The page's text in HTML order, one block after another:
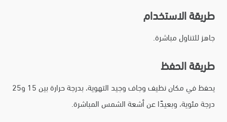
طريقة الاستخدام
جاهز للتناول مباشرة.
طريقة الحفظ
يحفظ في مكان نظيف وجاف وجيد التهوية، بدرجة حرارة بين 15 و25
درجة مئوية، وبعيدًا عن أشعة الشمس المباشرة.